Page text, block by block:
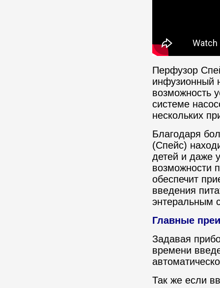
Перфузор
инфузионный
возможность
системе
нескольких
Благодаря
(Спейс)
детей и даже
возможности
обеспечит
введения
энтеральным
Главные
Задавая
времени
Так же если